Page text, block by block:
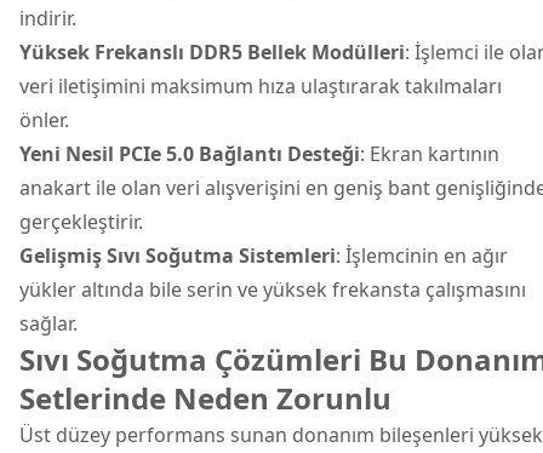
indirir.
Yüksek Frekanslı DDR5 Bellek Modülleri: İşlemci ile
veri iletişimini maksimum hıza ulaştırarak takılmaları
önler.
Yeni Nesil PCIe 5.0 Bağlantı Desteği: Ekran kartının
anakart ile olan veri alışverişini en geniş bant
gerçekleştirir.
Gelişmiş Sıvı Soğutma Sistemleri: İşlemcinin en ağır
yükler altında bile serin ve yüksek frekansta çalışmasını
sağlar.
Sıvı Soğutma Çözümleri Bu
Setlerinde Neden Zorunlu
Üst düzey performans sunan donanım bileşenleri yüksek